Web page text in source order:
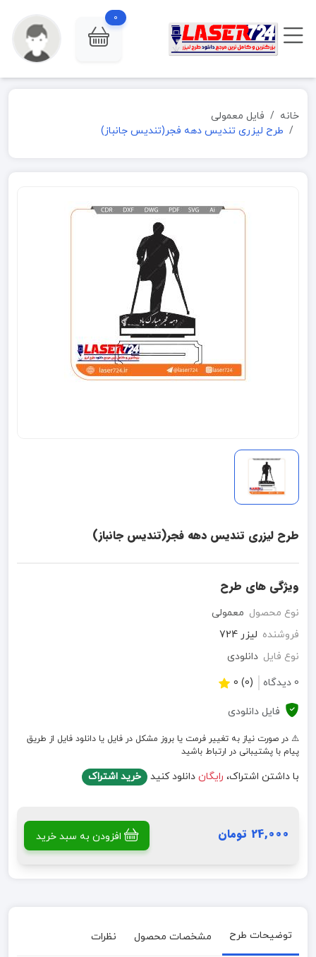
0
خانه
فایل معمولی
طرح لیزری تندیس دهه فجر(تندیس جانباز)
طرح لیزری تندیس دهه فجر(تندیس جانباز)
ویژگی های طرح
نوع محصول معمولی
فروشنده لیزر 724
نوع فایل دانلودی
0 دیدگاه
(0) 0
فایل دانلودی
⚠️ در صورت نیاز به تغییر فرمت یا بروز مشکل در فایل یا دانلود فایل از طریق
پیام با پشتیبانی در ارتباط باشید
با داشتن اشتراک، رایگان دانلود کنید خرید اشتراک
24,000 تومان افزودن به سبد خرید
توضیحات طرح مشخصات محصول نظرات